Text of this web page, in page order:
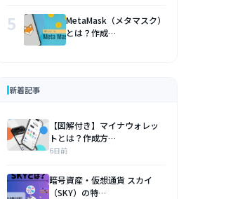
5
MetaMask（メタマスク）
とは？作成…
新着記事
【図解付き】マイナウォレッ
トとは？作成方…
6日前
暗号資産・仮想通貨 スカイ
（SKY）の特…